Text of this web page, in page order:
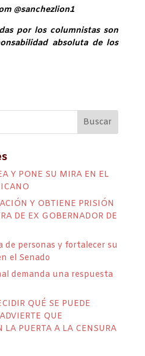
@sanchezlion1
por los columnistas son
absoluta de los
Y PONE SU MIRA EN EL
Y OBTIENE PRISIÓN
DE EX GOBERNADOR DE
de personas y fortalecer su
el Senado
demanda una respuesta
QUÉ SE PUEDE
QUE
PUERTA A LA CENSURA